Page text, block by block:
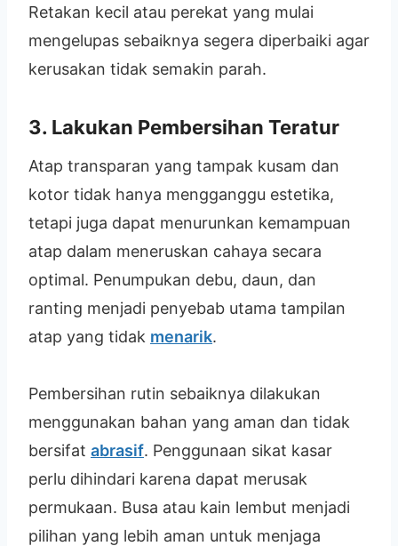
Retakan kecil atau perekat yang mulai
mengelupas sebaiknya segera diperbaiki agar
kerusakan tidak semakin parah.
3. Lakukan Pembersihan Teratur
Atap transparan yang tampak kusam dan
kotor tidak hanya mengganggu estetika,
tetapi juga dapat menurunkan kemampuan
atap dalam meneruskan cahaya secara
optimal. Penumpukan debu, daun, dan
ranting menjadi penyebab utama tampilan
atap yang tidak menarik.
Pembersihan rutin sebaiknya dilakukan
menggunakan bahan yang aman dan tidak
bersifat abrasif. Penggunaan sikat kasar
perlu dihindari karena dapat merusak
permukaan. Busa atau kain lembut menjadi
pilihan yang lebih aman untuk menjaga